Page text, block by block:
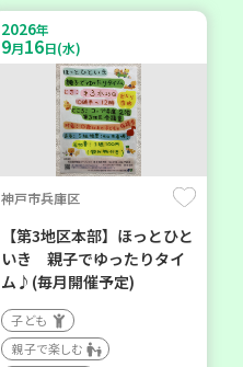
2026年
9月16日(水)
神戸市兵庫区
【第3地区本部】ほっとひと
いき 親子でゆったりタイ
ム♪(毎月開催予定)
子ども
親子で楽しむ